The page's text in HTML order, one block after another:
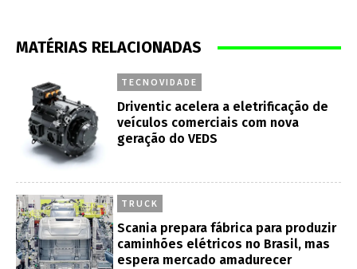
MATÉRIAS RELACIONADAS
TECNOVIDADE
Driventic acelera a eletrificação de
veículos comerciais com nova
geração do VEDS
TRUCK
Scania prepara fábrica para produzir
caminhões elétricos no Brasil, mas
espera mercado amadurecer